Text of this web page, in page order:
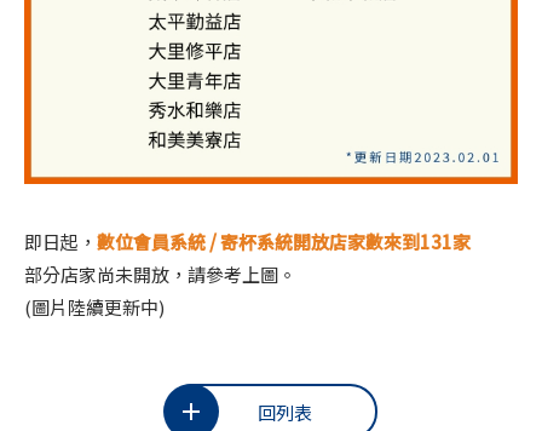
即日起， 數位會員系統 / 寄杯系統開放店家數來到131家
部分店家尚未開放，請參考上圖。
(圖片陸續更新中)
回列表